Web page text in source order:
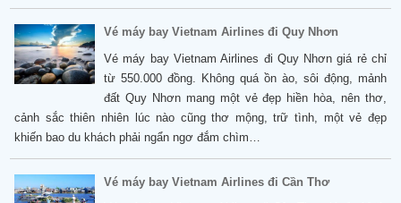
Vé máy bay Vietnam Airlines đi Quy Nhơn
Vé máy bay Vietnam Airlines đi Quy Nhơn giá rẻ chỉ
từ 550.000 đồng. Không quá ồn ào, sôi động, mảnh
đất Quy Nhơn mang một vẻ đẹp hiền hòa, nên thơ,
cảnh sắc thiên nhiên lúc nào cũng thơ mộng, trữ tình, một vẻ đẹp
khiến bao du khách phải ngẩn ngơ đắm chìm…
Vé máy bay Vietnam Airlines đi Cần Thơ